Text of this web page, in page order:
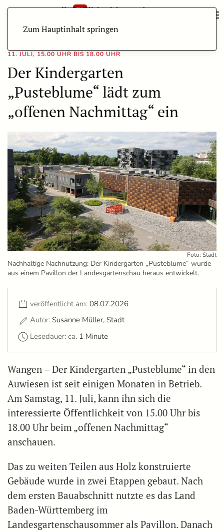
Zum Hauptinhalt springen
11. JULI, 15.00 UHR BIS 18.00 UHR
Der Kindergarten
„Pusteblume“ lädt zum
„offenen Nachmittag“ ein
Foto: Stadt
Nachhaltige Nachnutzung: Der Kindergarten „Pusteblume“ wurde
aus einem Pavillon der Landesgartenschau heraus entwickelt.
veröffentlicht am: 08.07.2026
Autor: Susanne Müller, Stadt
Lesedauer: ca. 1 Minute
Wangen – Der Kindergarten „Pusteblume“ in den
Auwiesen ist seit einigen Monaten in Betrieb.
Am Samstag, 11. Juli, kann ihn sich die
interessierte Öffentlichkeit von 15.00 Uhr bis
18.00 Uhr beim „offenen Nachmittag“
anschauen.
Das zu weiten Teilen aus Holz konstruierte
Gebäude wurde in zwei Etappen gebaut. Nach
dem ersten Bauabschnitt nutzte es das Land
Baden-Württemberg im
Landesgartenschausommer als Pavillon. Danach